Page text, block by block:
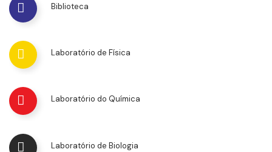
Biblioteca
Laboratório de Física
Laboratório do Química
Laboratório de Biologia